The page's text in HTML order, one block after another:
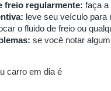
freio regularmente: faça a
leve seu veículo
o fluido de freio ou
se você notar
carro em dia é